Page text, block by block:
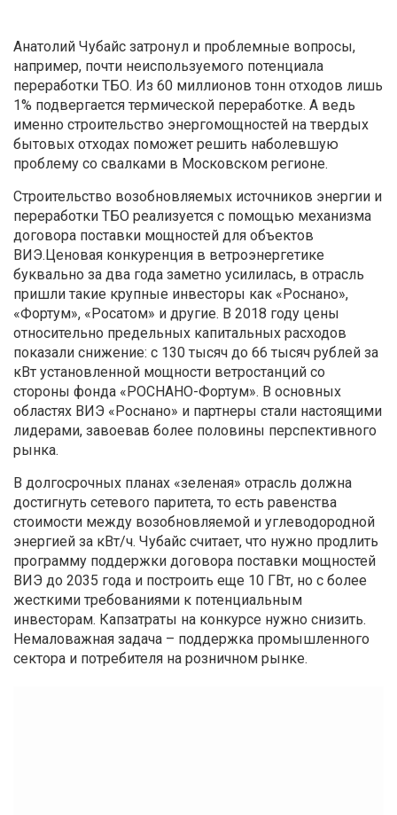
Анатолий Чубайс затронул и проблемные вопросы,
например, почти неиспользуемого потенциала
переработки ТБО. Из 60 миллионов тонн отходов лишь
1% подвергается термической переработке. А ведь
именно строительство энергомощностей на твердых
бытовых отходах поможет решить наболевшую
проблему со свалками в Московском регионе.
Строительство возобновляемых источников энергии и
переработки ТБО реализуется с помощью механизма
договора поставки мощностей для объектов
ВИЭ.Ценовая конкуренция в ветроэнергетике
буквально за два года заметно усилилась, в отрасль
пришли такие крупные инвесторы как «Роснано»,
«Фортум», «Росатом» и другие. В 2018 году цены
относительно предельных капитальных расходов
показали снижение: с 130 тысяч до 66 тысяч рублей за
кВт установленной мощности ветростанций со
стороны фонда «РОСНАНО-Фортум». В основных
областях ВИЭ «Роснано» и партнеры стали настоящими
лидерами, завоевав более половины перспективного
рынка.
В долгосрочных планах «зеленая» отрасль должна
достигнуть сетевого паритета, то есть равенства
стоимости между возобновляемой и углеводородной
энергией за кВт/ч. Чубайс считает, что нужно продлить
программу поддержки договора поставки мощностей
ВИЭ до 2035 года и построить еще 10 ГВт, но с более
жесткими требованиями к потенциальным
инвесторам. Капзатраты на конкурсе нужно снизить.
Немаловажная задача – поддержка промышленного
сектора и потребителя на розничном рынке.